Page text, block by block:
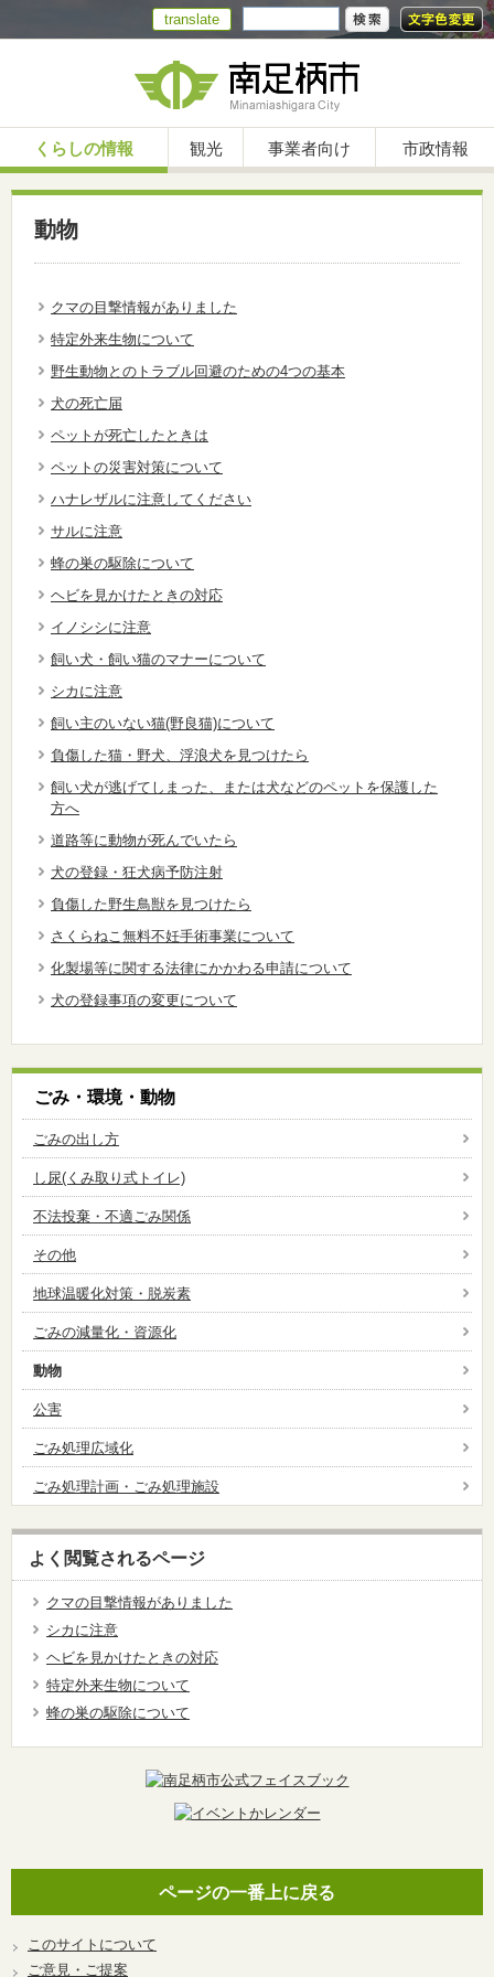
translate
くらしの情報 観光 事業者向け 市政情報
動物
クマの目撃情報がありました
特定外来生物について
野生動物とのトラブル回避のための4つの基本
犬の死亡届
ペットが死亡したときは
ペットの災害対策について
ハナレザルに注意してください
サルに注意
蜂の巣の駆除について
ヘビを見かけたときの対応
イノシシに注意
飼い犬・飼い猫のマナーについて
シカに注意
飼い主のいない猫(野良猫)について
負傷した猫・野犬、浮浪犬を見つけたら
飼い犬が逃げてしまった、または犬などのペットを保護した
方へ
道路等に動物が死んでいたら
犬の登録・狂犬病予防注射
負傷した野生鳥獣を見つけたら
さくらねこ無料不妊手術事業について
化製場等に関する法律にかかわる申請について
犬の登録事項の変更について
ごみ・環境・動物
ごみの出し方
し尿(くみ取り式トイレ)
不法投棄・不適ごみ関係
その他
地球温暖化対策・脱炭素
ごみの減量化・資源化
動物
公害
ごみ処理広域化
ごみ処理計画・ごみ処理施設
よく閲覧されるページ
クマの目撃情報がありました
シカに注意
ヘビを見かけたときの対応
特定外来生物について
蜂の巣の駆除について
ページの一番上に戻る
このサイトについて
ご意見・ご提案